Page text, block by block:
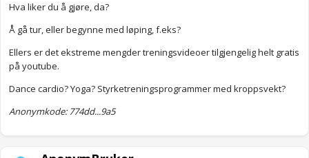
Hva liker du å gjøre, da?
Å gå tur, eller begynne med løping, f.eks?
Ellers er det ekstreme mengder treningsvideoer tilgjengelig helt gratis
på youtube.
Dance cardio? Yoga? Styrketreningsprogrammer med kroppsvekt?
Anonymkode: 774dd...9a5